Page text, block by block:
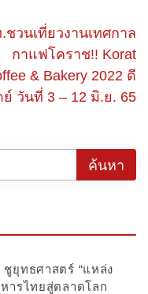
วนเที่ยวงานเทศกาล
กาแฟโคราช!! Korat
& Bakery 2022 ดี
ย์ วันที่ 3 – 12 มิ.ย. 65
ชูยุทธศาสตร์ “แหล่ง
ารไทยสู่ตลาดโลก